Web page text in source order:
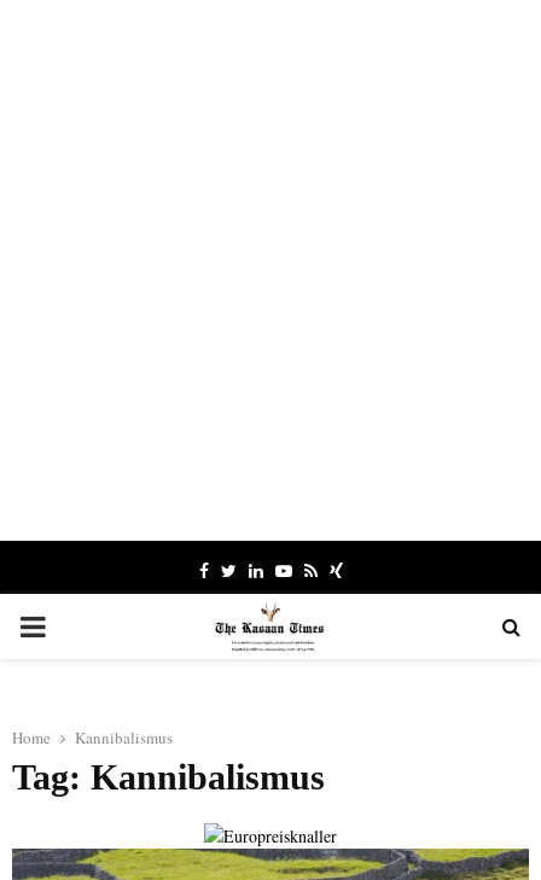
Facebook
TwitterLinkedinYoutube
RssXing
PRIMARY
Home Kannibalismus
Tag: Kannibalismus